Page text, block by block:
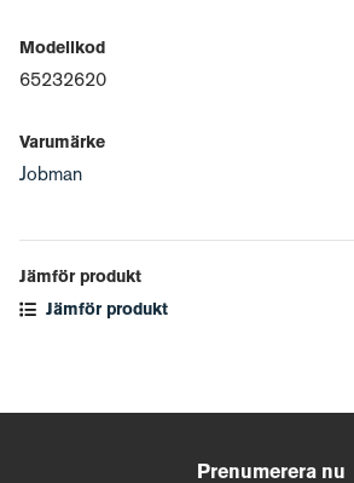
Modellkod
65232620
Varumärke
Jobman
Jämför produkt
Jämför produkt
Prenumerera nu